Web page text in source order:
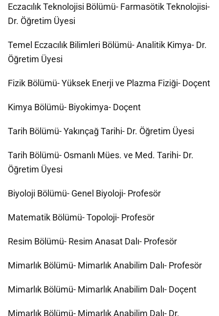
Eczacılık Teknolojisi Bölümü- Farmasötik Teknolojisi-
Dr. Öğretim Üyesi
Temel Eczacılık Bilimleri Bölümü- Analitik Kimya- Dr.
Öğretim Üyesi
Fizik Bölümü- Yüksek Enerji ve Plazma Fiziği- Doçent
Kimya Bölümü- Biyokimya- Doçent
Tarih Bölümü- Yakınçağ Tarihi- Dr. Öğretim Üyesi
Tarih Bölümü- Osmanlı Mües. ve Med. Tarihi- Dr.
Öğretim Üyesi
Biyoloji Bölümü- Genel Biyoloji- Profesör
Matematik Bölümü- Topoloji- Profesör
Resim Bölümü- Resim Anasat Dalı- Profesör
Mimarlık Bölümü- Mimarlık Anabilim Dalı- Profesör
Mimarlık Bölümü- Mimarlık Anabilim Dalı- Doçent
Mimarlık Bölümü- Mimarlık Anabilim Dalı- Dr.